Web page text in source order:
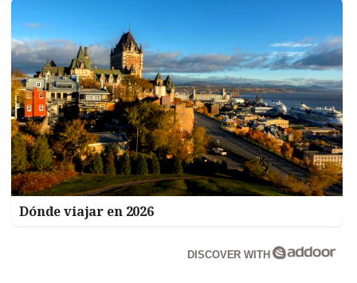
Dónde viajar en 2026
DISCOVER WITH